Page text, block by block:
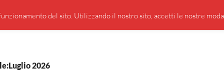
PRESENTAZIONE DI GIUSEPPE BORSOI
2026
del sito. Utilizzando il nostro sito, accetti le nostre